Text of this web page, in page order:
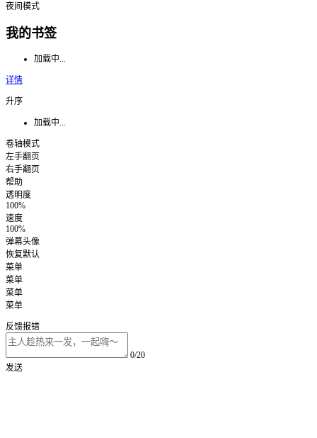
夜间模式
我的书签
加载中...
详情
升序
加载中...
卷轴模式
左手翻页
右手翻页
帮助
透明度
100%
速度
100%
弹幕头像
恢复默认
菜单
菜单
菜单
菜单
反馈报错
0/20
发送